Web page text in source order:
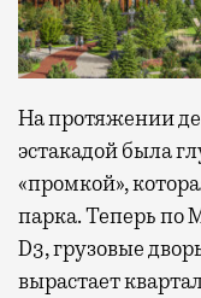
На протяжении
эстакадой была
«промкой»,
парка. Теперь по
D3, грузовые
вырастает